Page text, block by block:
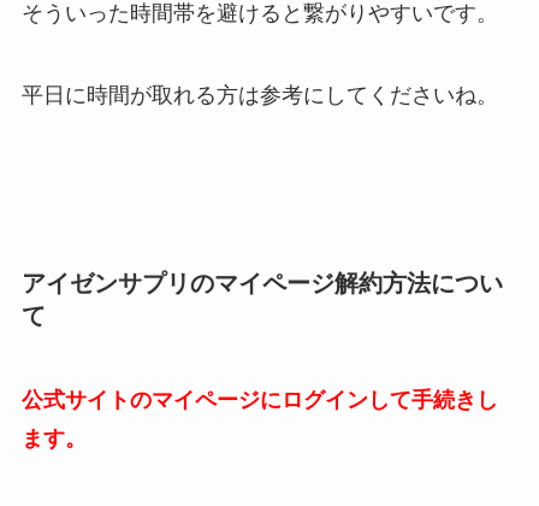
そういった時間帯を避けると繋がりやすいです。
平日に時間が取れる方は参考にしてくださいね。
アイゼンサプリのマイページ解約方法につい
て
公式サイトのマイページにログインして手続きし
ます。